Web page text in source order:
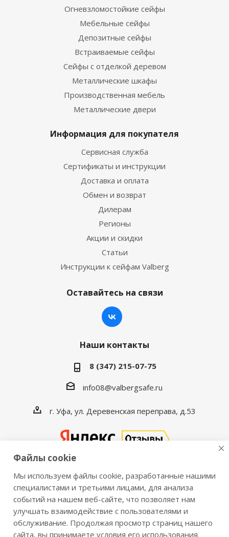
Огневзломостойкие сейфы
Мебельные сейфы
Депозитные сейфы
Встраиваемые сейфы
Сейфы с отделкой деревом
Металлические шкафы
Производственная мебель
Металлические двери
Информация для покупателя
Сервисная служба
Сертификаты и инструкции
Доставка и оплата
Обмен и возврат
Дилерам
Регионы
Акции и скидки
Статьи
Инструкции к сейфам Valberg
Оставайтесь на связи
Наши контакты
8 (347) 215-07-75
info08@valbergsafe.ru
г. Уфа, ул. Деревенская переправа, д.53
2016-2026 © VALBERGSAFE.RU — Интернет-магазин
сейфов Valberg и металлической мебели Практик.
Продажа сейфов для дома и офиса, металлических
шкафов, стеллажей, металлических дверей.
Файлы cookie
Мы используем файлы cookie, разработанные нашими
специалистами и третьими лицами, для анализа
событий на нашем веб-сайте, что позволяет нам
улучшать взаимодействие с пользователями и
обслуживание. Продолжая просмотр страниц нашего
сайта, вы принимаете условия его использования.